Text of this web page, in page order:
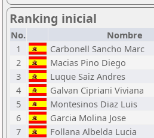
Ranking inicial
No. Nombre
1
Carbonell Sancho Marc
2
Macias Pino Diego
3
Luque Saiz Andres
4
Galvan Cipriani Viviana
5
Montesinos Diaz Luis
6
Garcia Molina Jose
7
Follana Albelda Lucia